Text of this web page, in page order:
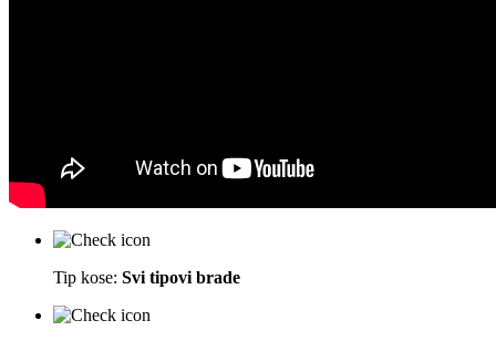
Tip kose: Svi tipovi brade